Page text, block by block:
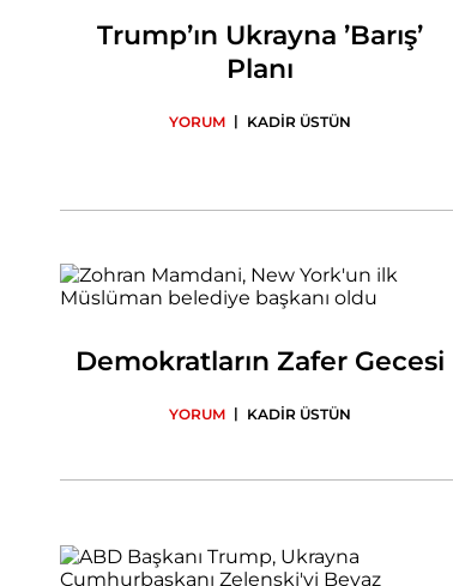
Trump’ın Ukrayna ’Barış’
Planı
YORUM | KADİR ÜSTÜN
Demokratların Zafer Gecesi
YORUM | KADİR ÜSTÜN